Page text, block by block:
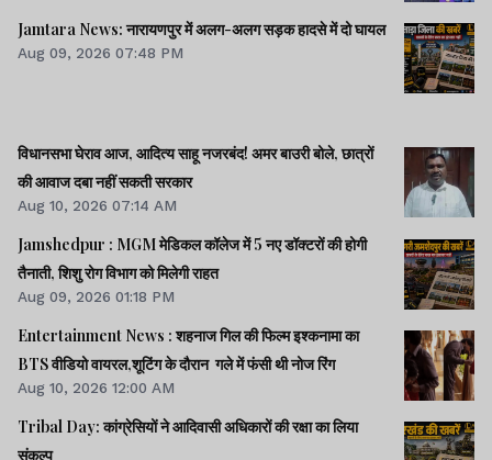
Jamtara News: नारायणपुर में अलग-अलग सड़क हादसे में दो घायल
Aug 09, 2026 07:48 PM
विधानसभा घेराव आज, आदित्य साहू नजरबंद! अमर बाउरी बोले, छात्रों
की आवाज दबा नहीं सकती सरकार
Aug 10, 2026 07:14 AM
Jamshedpur : MGM मेडिकल कॉलेज में 5 नए डॉक्टरों की होगी
तैनाती, शिशु रोग विभाग को मिलेगी राहत
Aug 09, 2026 01:18 PM
Entertainment News : शहनाज गिल की फिल्म इश्कनामा का
BTS वीडियो वायरल,शूटिंग के दौरान गले में फंसी थी नोज रिंग
Aug 10, 2026 12:00 AM
Tribal Day: कांग्रेसियों ने आदिवासी अधिकारों की रक्षा का लिया
संकल्प